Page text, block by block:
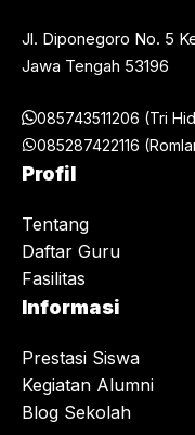
Jl. Diponegoro No. 5
Jawa Tengah 53196
085743511206 (Tri
085287422116
Profil
Tentang
Daftar Guru
Fasilitas
Informasi
Prestasi Siswa
Kegiatan Alumni
Blog Sekolah